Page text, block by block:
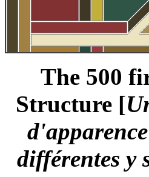
The 500
Structure [
différentes y